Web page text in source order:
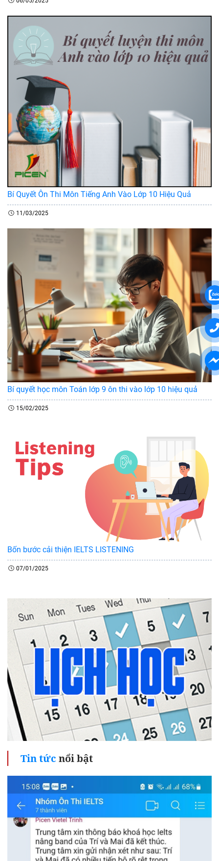
Bí Quyết Ôn Thi Môn Tiếng Anh Vào Lớp 10 Hiệu Quả
11/03/2025
Bí quyết học môn Toán lớp 9 ôn thi vào lớp 10 hiệu quả
15/02/2025
Bốn bước cải thiện IELTS LISTENING
07/01/2025
Tin tức nổi bật